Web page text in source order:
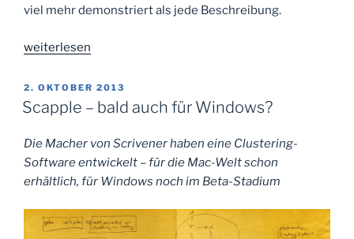
viel mehr demonstriert als jede Beschreibung.
„Scapple
die
Grundfunktionen
weiterlesen
VERÖFFENTLICHT
AM
2. OKTOBER 2013
Scapple – bald auch für Windows?
Die Macher von Scrivener haben eine Clustering-
Software entwickelt – für die Mac-Welt schon
erhältlich, für Windows noch im Beta-Stadium